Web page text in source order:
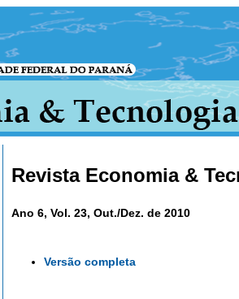
Revista Economia &
Ano 6, Vol. 23, Out./Dez. de 2010
Versão completa